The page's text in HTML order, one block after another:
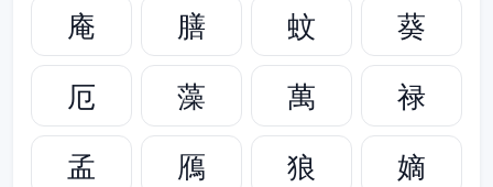
庵
膳 蚊
葵
厄
藻 萬
禄
孟
鴈 狼
嫡